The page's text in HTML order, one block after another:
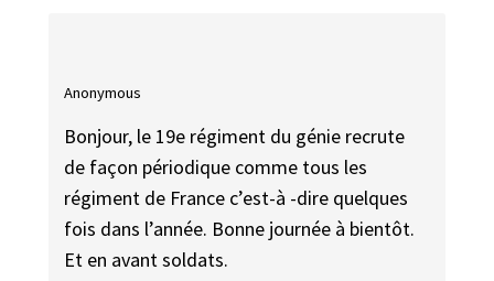
Anonymous
Bonjour, le 19e régiment du génie recrute
de façon périodique comme tous les
régiment de France c’est-à -dire quelques
fois dans l’année. Bonne journée à bientôt.
Et en avant soldats.